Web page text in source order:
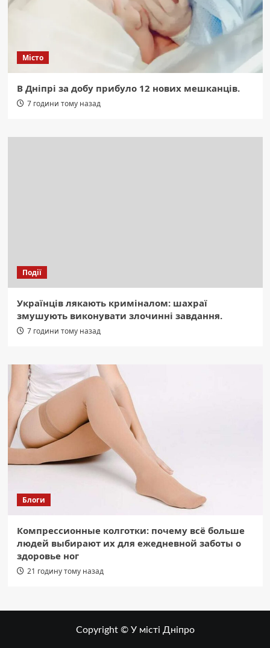
Місто
В Дніпрі за добу прибуло 12 нових мешканців.
7 години тому назад
Події
Українців лякають криміналом: шахраї
змушують виконувати злочинні завдання.
7 години тому назад
Блоги
Компрессионные колготки: почему всё больше
людей выбирают их для ежедневной заботы о
здоровье ног
21 годину тому назад
Copyright © У місті Дніпро